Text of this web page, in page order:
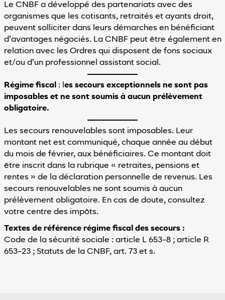
Le CNBF a développé des partenariats avec des
organismes que les cotisants, retraités et ayants droit,
peuvent solliciter dans leurs démarches en bénéficiant
d’avantages négociés. La CNBF peut être également en
relation avec les Ordres qui disposent de fons sociaux
et/ou d’un professionnel assistant social.
Régime fiscal : l es secours exceptionnels ne sont pas
imposables et ne sont soumis à aucun prélèvement
obligatoire.
Les secours renouvelables sont imposables. Leur
montant net est communiqué, chaque année au début
du mois de février, aux bénéficiaires. Ce montant doit
être inscrit dans la rubrique « retraites, pensions et
rentes » de la déclaration personnelle de revenus. Les
secours renouvelables ne sont soumis à aucun
prélèvement obligatoire. En cas de doute, consultez
votre centre des impôts.
Textes de référence régime fiscal des secours :
Code de la sécurité sociale : article L 653-8 ; article R
653-23 ; Statuts de la CNBF, art. 73 et s.